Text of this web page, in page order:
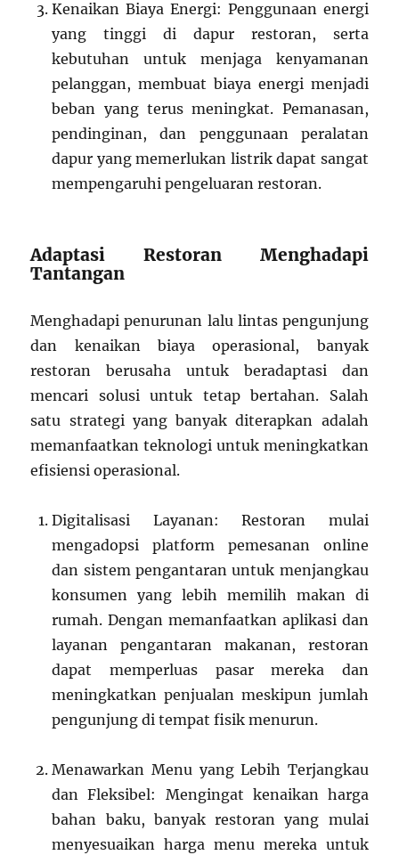
Kenaikan Biaya Energi: Penggunaan energi
yang tinggi di dapur restoran, serta
kebutuhan untuk menjaga kenyamanan
pelanggan, membuat biaya energi menjadi
beban yang terus meningkat. Pemanasan,
pendinginan, dan penggunaan peralatan
dapur yang memerlukan listrik dapat sangat
mempengaruhi pengeluaran restoran.
Adaptasi Restoran Menghadapi
Tantangan
Menghadapi penurunan lalu lintas pengunjung
dan kenaikan biaya operasional, banyak
restoran berusaha untuk beradaptasi dan
mencari solusi untuk tetap bertahan. Salah
satu strategi yang banyak diterapkan adalah
memanfaatkan teknologi untuk meningkatkan
efisiensi operasional.
Digitalisasi Layanan: Restoran mulai
mengadopsi platform pemesanan online
dan sistem pengantaran untuk menjangkau
konsumen yang lebih memilih makan di
rumah. Dengan memanfaatkan aplikasi dan
layanan pengantaran makanan, restoran
dapat memperluas pasar mereka dan
meningkatkan penjualan meskipun jumlah
pengunjung di tempat fisik menurun.
Menawarkan Menu yang Lebih Terjangkau
dan Fleksibel: Mengingat kenaikan harga
bahan baku, banyak restoran yang mulai
menyesuaikan harga menu mereka untuk